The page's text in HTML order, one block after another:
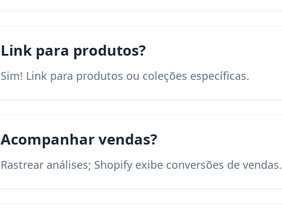
Link para produtos?
Sim! Link para produtos ou coleções específicas.
Acompanhar vendas?
Rastrear análises; Shopify exibe conversões de vendas.